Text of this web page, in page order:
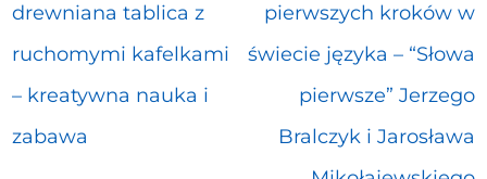
drewniana tablica z
ruchomymi kafelkami
– kreatywna nauka i
zabawa
pierwszych kroków w
świecie języka – “Słowa
pierwsze” Jerzego
Bralczyk i Jarosława